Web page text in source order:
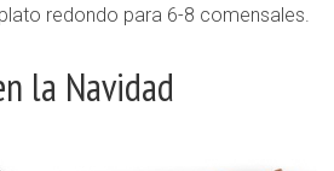
redondo para 6-8 comensales.
la Navidad